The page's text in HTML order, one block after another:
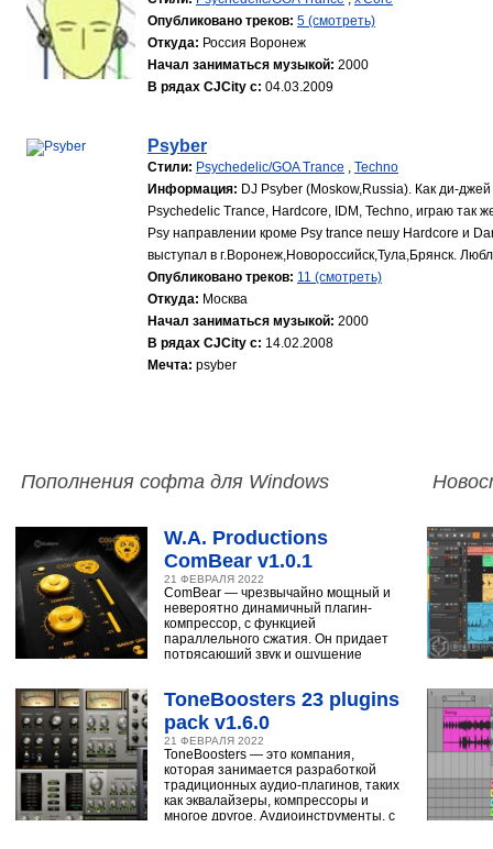
Опубликовано треков: 5 (смотреть)
Откуда: Россия Воронеж
Начал заниматься музыкой: 2000
В рядах CJCity с: 04.03.2009
Psyber
Стили: Psychedelic/GOA Trance , Techno
Информация: DJ Psyber (Moskow,Russia). Как ди-
Psychedelic Trance, Hardcore, IDM, Techno, играю так
Psy направлении кроме Psy trance пешу Hardcore и
выступал в г.Воронеж,Новороссийск,Тула,Брянск.
Опубликовано треков: 11 (смотреть)
Откуда: Москва
Начал заниматься музыкой: 2000
В рядах CJCity с: 14.02.2008
Мечта: psyber
Пополнения софта для Windows
W.A. Productions
ComBear v1.0.1
21 ФЕВРАЛЯ 2022
ComBear — чрезвычайно мощный и
невероятно динамичный плагин-
компрессор, с функцией
параллельного сжатия. Он придает
потрясающий звук и ощущение
ToneBoosters 23 plugins
pack v1.6.0
21 ФЕВРАЛЯ 2022
ToneBoosters — это компания,
которая занимается разработкой
традиционных аудио-плагинов, таких
как эквалайзеры, компрессоры и
многое другое. Аудиоинструменты, с